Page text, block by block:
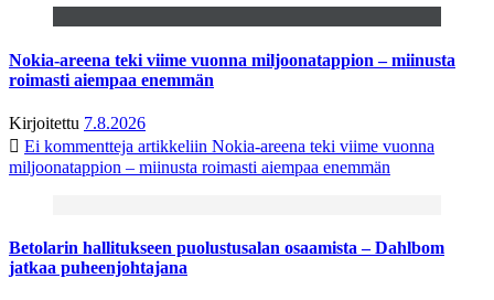
Nokia-areena teki viime vuonna miljoonatappion – miinusta
roimasti aiempaa enemmän
Kirjoitettu 7.8.2026
Ei kommentteja artikkeliin Nokia-areena teki viime vuonna
miljoonatappion – miinusta roimasti aiempaa enemmän
Betolarin hallitukseen puolustusalan osaamista – Dahlbom
jatkaa puheenjohtajana